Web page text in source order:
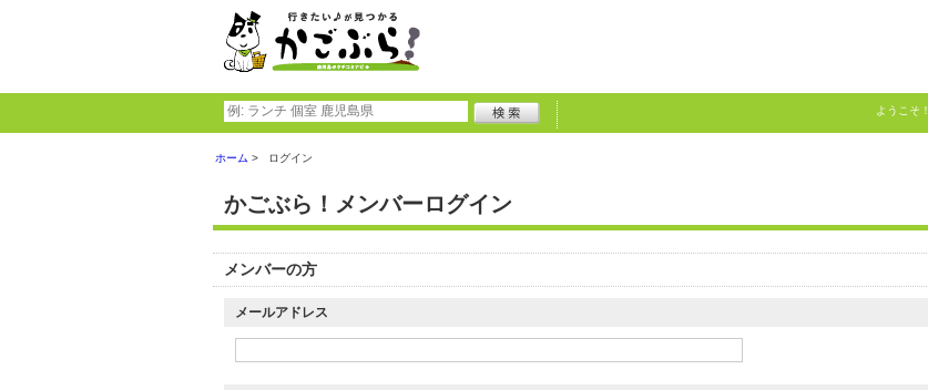
ようこそ！
ホーム ログイン
かごぶら！メンバーログイン
メンバーの方
メールアドレス